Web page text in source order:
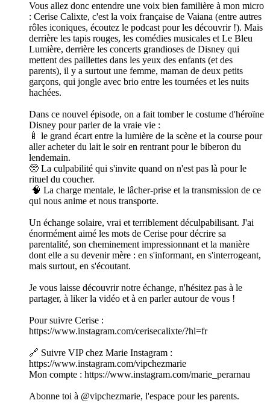
Vous allez donc entendre une voix bien familière à mon micro
: Cerise Calixte, c'est la voix française de Vaiana (entre autres
rôles iconiques, écoutez le podcast pour les découvrir !). Mais
derrière les tapis rouges, les comédies musicales et Le Bleu
Lumière, derrière les concerts grandioses de Disney qui
mettent des paillettes dans les yeux des enfants (et des
parents), il y a surtout une femme, maman de deux petits
garçons, qui jongle avec brio entre les tournées et les nuits
hachées.
Dans ce nouvel épisode, on a fait tomber le costume d'héroïne
Disney pour parler de la vraie vie :
🍼 le grand écart entre la lumière de la scène et la course pour
aller acheter du lait le soir en rentrant pour le biberon du
lendemain.
🥺 La culpabilité qui s'invite quand on n'est pas là pour le
rituel du coucher.
🧠 La charge mentale, le lâcher-prise et la transmission de ce
qui nous anime et nous transporte.
Un échange solaire, vrai et terriblement déculpabilisant. J'ai
énormément aimé les mots de Cerise pour décrire sa
parentalité, son cheminement impressionnant et la manière
dont elle a su devenir mère : en s'informant, en s'interrogeant,
mais surtout, en s'écoutant.
Je vous laisse découvrir notre échange, n'hésitez pas à le
partager, à liker la vidéo et à en parler autour de vous !
Pour suivre Cerise :
https://www.instagram.com/cerisecalixte/?hl=fr
🔗 Suivre VIP chez Marie Instagram :
https://www.instagram.com/vipchezmarie
Mon compte : https://www.instagram.com/marie_perarnau
Abonne toi à @vipchezmarie, l'espace pour les parents.